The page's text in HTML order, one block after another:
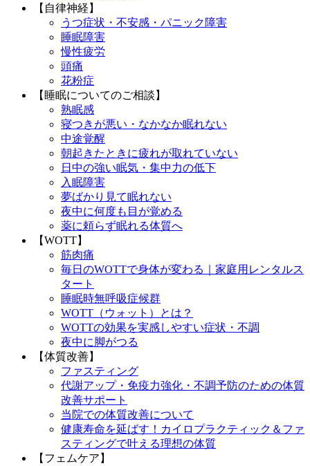
【自律神経】
うつ症状・不安感・パニック障害
睡眠障害
慢性疲労
頭痛
花粉症
【睡眠についてのご相談】
熟眠感
寝つきが悪い・なかなか眠れない
中途覚醒
朝起きたときに疲れが取れていない
日中の強い眠気・集中力の低下
入眠障害
夢ばかり見て眠れない
夜中に何度も目が覚める
薬に頼らず眠れる体質へ
【WOTT】
筋肉痛
毎日のWOTTで身体が変わる｜家庭用レンタルス
タート
睡眠時無呼吸症候群
WOTT（ウォット）とは？
WOTTの効果を実感しやすい症状・不調
夜中に脚がつる
【体質改善】
ファスティング
代謝アップ・免疫力強化・不調予防のための体質
改善サポート
当院での体質改善について
健康寿命を延ばす！カイロプラクティック＆ファ
スティングで叶える理想の体質
【フェムケア】